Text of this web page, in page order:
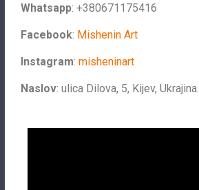
Whatsapp: +380671175416
Facebook: Mishenin Art
Instagram: misheninart
Naslov: ulica Dilova, 5, Kijev, Ukrajina.